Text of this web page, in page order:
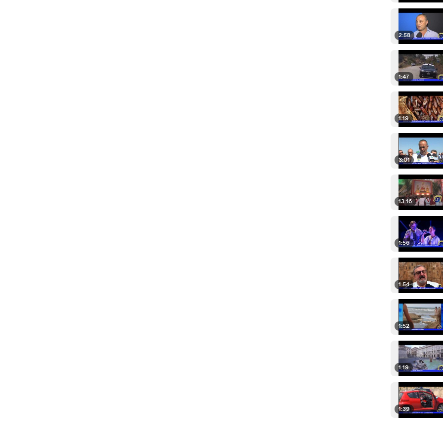
2:58
1:47
1:19
3:01
13:16
1:56
1:54
1:52
1:19
1:39